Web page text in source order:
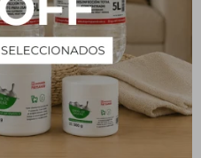
y más abundante en el
de nuestra piel, la prevención